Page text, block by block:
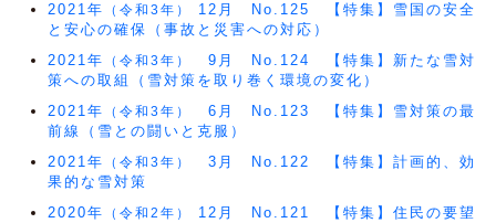
2021年
（令和3年）
12月 No.125 【特集】雪国の安全
と安心の確保（事故と災害への対応）
2021年
（令和3年）
9月 No.124 【特集】新たな雪対
策への取組（雪対策を取り巻く環境の変化）
2021年
（令和3年）
6月 No.123 【特集】雪対策の最
前線（雪との闘いと克服）
2021年
（令和3年）
3月 No.122 【特集】計画的、効
果的な雪対策
2020年
（令和2年）
12月 No.121 【特集】住民の要望